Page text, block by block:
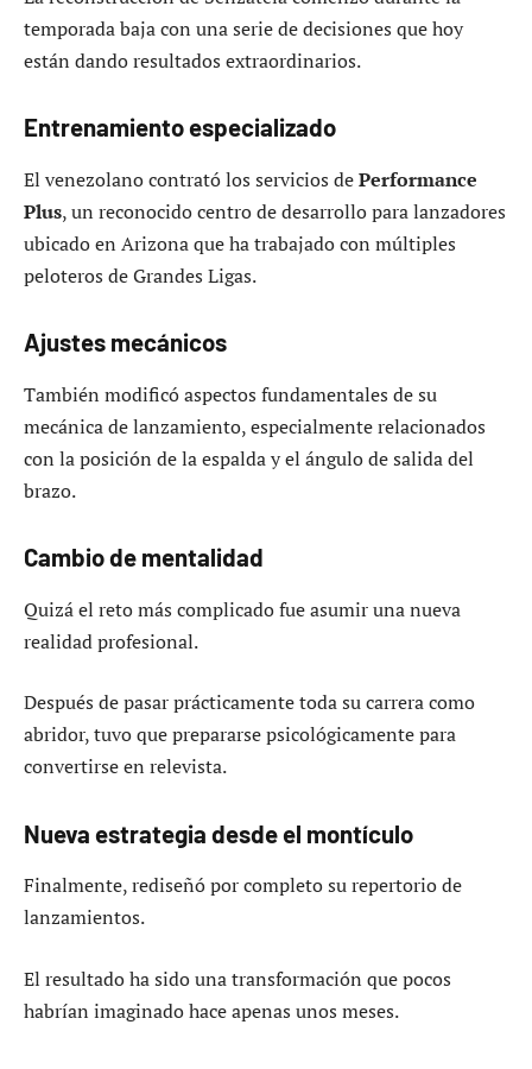
temporada baja con una serie de decisiones que hoy
están dando resultados extraordinarios.
Entrenamiento especializado
El venezolano contrató los servicios dePerformance
Plus, un reconocido centro de desarrollo para lanzadores
ubicado en Arizona que ha trabajado con múltiples
peloteros de Grandes Ligas.
Ajustes mecánicos
También modificó aspectos fundamentales de su
mecánica de lanzamiento, especialmente relacionados
con la posición de la espalda y el ángulo de salida del
brazo.
Cambio de mentalidad
Quizá el reto más complicado fue asumir una nueva
realidad profesional.
Después de pasar prácticamente toda su carrera como
abridor, tuvo que prepararse psicológicamente para
convertirse en relevista.
Nueva estrategia desde el montículo
Finalmente, rediseñó por completo su repertorio de
lanzamientos.
El resultado ha sido una transformación que pocos
habrían imaginado hace apenas unos meses.